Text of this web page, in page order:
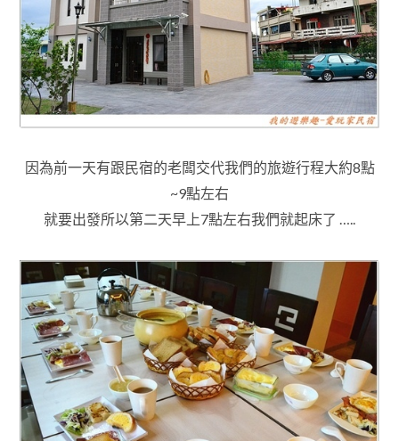
因為前一天有跟民宿的老闆交代我們的旅遊行程大約8點
~9點左右
就要出發所以第二天早上7點左右我們就起床了 …..